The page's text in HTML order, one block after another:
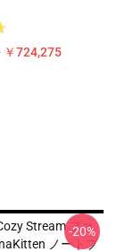
￥724,275
Stream ファ
ノートブ
-20%